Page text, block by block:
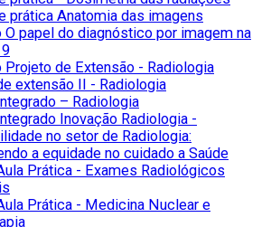
prática Anatomia das imagens
O papel do diagnóstico por imagem na
Projeto de Extensão - Radiologia
extensão II - Radiologia
– Radiologia
Inovação Radiologia -
no setor de Radiologia:
a equidade no cuidado a Saúde
Prática - Exames Radiológicos
Prática - Medicina Nuclear e